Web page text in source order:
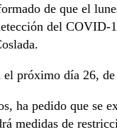
de que el
del COVID-
próximo día 26,
ha pedido que se
medidas de